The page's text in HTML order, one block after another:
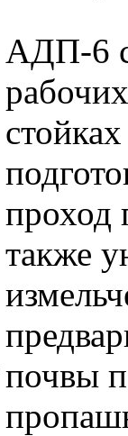
АДП-6
проход
также
почвы